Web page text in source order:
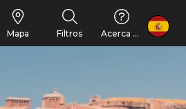
Mapa Filtros Acerca de nosotros
FR